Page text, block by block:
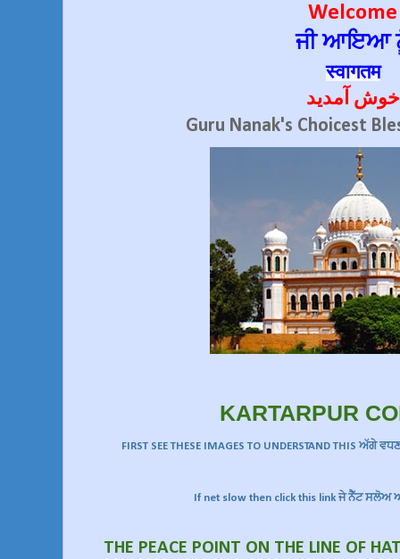
Welcome
ਜੀ ਆਇਆ
स्वागतम
خوش آمدید
Guru Nanak's Choicest
KARTARPUR
FIRST SEE THESE IMAGES TO UNDERSTAND THIS
If net slow then click this link ਜੇ ਨੈੱਟ
THE PEACE POINT ON THE LINE OF